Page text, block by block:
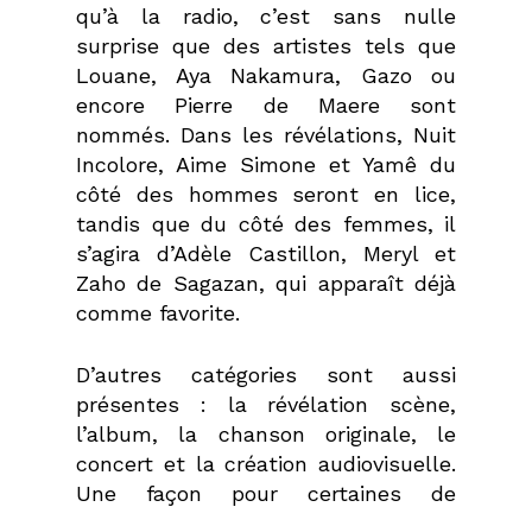
qu’à la radio, c’est sans nulle
surprise que des artistes tels que
Louane, Aya Nakamura, Gazo ou
encore Pierre de Maere sont
nommés. Dans les révélations, Nuit
Incolore, Aime Simone et Yamê du
côté des hommes seront en lice,
tandis que du côté des femmes, il
s’agira d’Adèle Castillon, Meryl et
Zaho de Sagazan, qui apparaît déjà
comme favorite.
D’autres catégories sont aussi
présentes : la révélation scène,
l’album, la chanson originale, le
concert et la création audiovisuelle.
Une façon pour certaines de